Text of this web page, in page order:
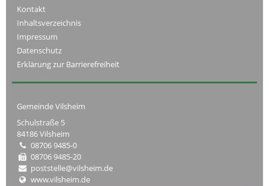
Kontakt
Inhaltsverzeichnis
Impressum
Datenschutz
Erklärung zur Barrierefreiheit
Gemeinde Vilsheim
Schulstraße 5
84186 Vilsheim
08706 9485-0
08706 9485-20
poststelle@vilsheim.de
www.vilsheim.de